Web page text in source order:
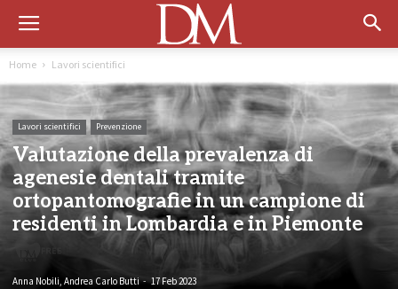
Home Lavori scientifici
Lavori scientifici Prevenzione
Valutazione della prevalenza di
agenesie dentali tramite
ortopantomografie in un campione di
residenti in Lombardia e in Piemonte
Free
Anna Nobili, Andrea Carlo Butti- 17 Feb 2023